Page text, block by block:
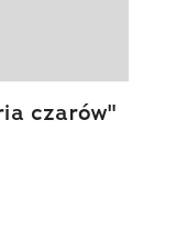
czarów"